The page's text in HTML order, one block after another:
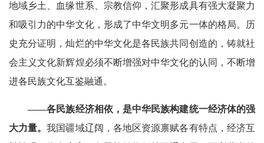
地域乡土、血缘世系、宗教信仰，汇聚形成具有强大凝聚力
和吸引力的中华文化，形成了中华文明多元一体的格局。历
史充分证明，灿烂的中华文化是各民族共同创造的，铸就社
会主义文化新辉煌必须不断增强对中华文化的认同，不断增
进各民族文化互鉴融通。
——各民族经济相依，是中华民族构建统一经济体的强
大力量。我国疆域辽阔，各地区资源禀赋各有特点，经济互